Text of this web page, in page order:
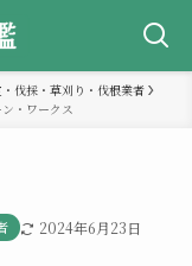
伐採・草刈り・伐根業者
・ワークス
2024年6月23日